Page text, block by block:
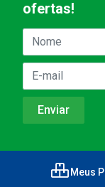
ofertas!
Meus